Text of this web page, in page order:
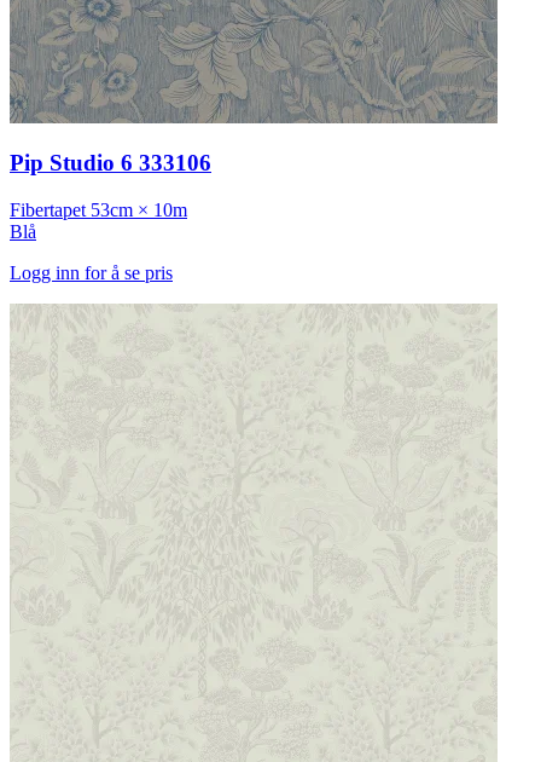
Pip Studio 6 333106
Fibertapet 53cm × 10m
Blå
Logg inn for å se pris